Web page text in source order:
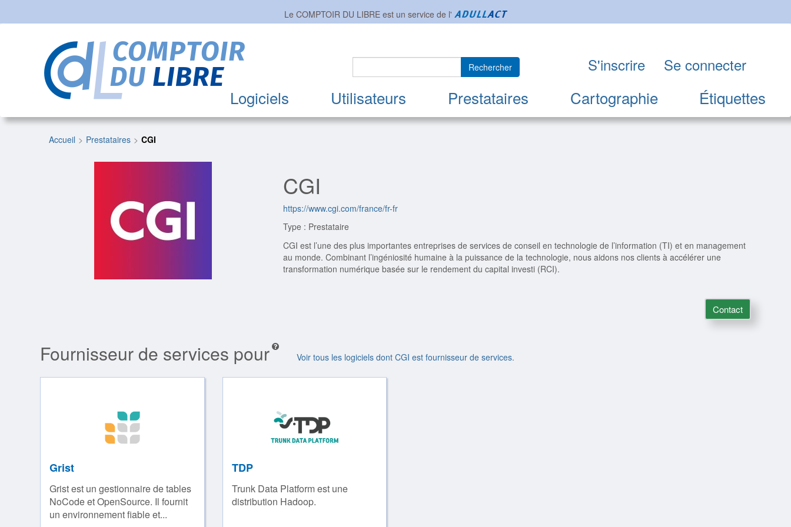
Le COMPTOIR DU LIBRE est un service de l'
Logiciels Utilisateurs Prestataires Cartographie Étiquettes
Rechercher S'inscrire Se connecter
Accueil Prestataires CGI
CGI
https://www.cgi.com/france/fr-fr
Type : Prestataire
CGI est l’une des plus importantes entreprises de services de conseil en technologie de l’information (TI) et en management
au monde. Combinant l’ingéniosité humaine à la puissance de la technologie, nous aidons nos clients à accélérer une
transformation numérique basée sur le rendement du capital investi (RCI).
Contact
Fournisseur de services pour Voir tous les logiciels dont CGI est fournisseur de services.
Grist
Grist est un gestionnaire de tables
NoCode et OpenSource. Il fournit
un environnement fiable et...
TDP
Trunk Data Platform est une
distribution Hadoop.